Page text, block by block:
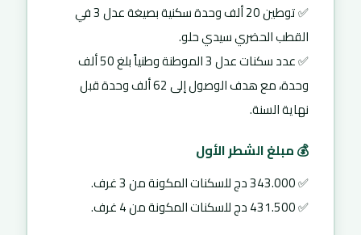
✅ توطين 20 ألف وحدة سكنية بصيغة عدل 3 في
القطب الحضري سيدي حلو.
✅ عدد سكنات عدل 3 الموطنة وطنياً بلغ 50 ألف
وحدة، مع هدف الوصول إلى 62 ألف وحدة قبل
نهاية السنة.
💰 مبلغ الشطر الأول
✅ 343.000 دج للسكنات المكونة من 3 غرف.
✅ 431.500 دج للسكنات المكونة من 4 غرف.